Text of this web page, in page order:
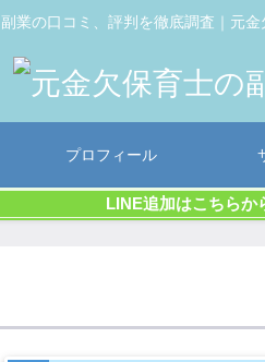
副業の口コミ、評判を徹底調査｜元
プロフィール
LINE追加はこちら